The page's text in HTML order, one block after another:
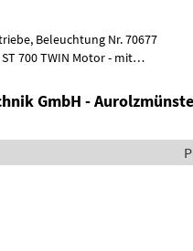
Beleuchtung Nr. 70677
700 TWIN Motor - mit
GmbH -